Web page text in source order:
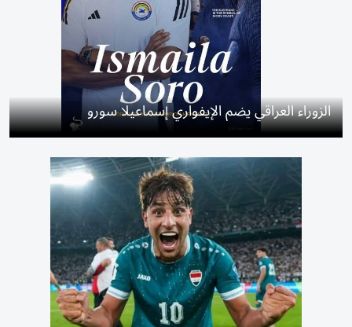
الزوراء العراقي يضم الإيفواري إسماعيلا سورو